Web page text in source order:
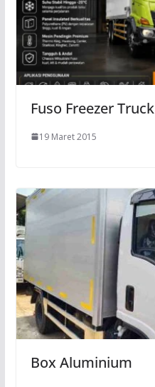
Fuso Freezer Truck
19 Maret 2015
Box Aluminium